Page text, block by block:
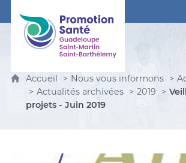
Promotion Santé Guadeloupe,
Accueil Nous vous informons
Actualités archivées
2019
projets - Juin 2019